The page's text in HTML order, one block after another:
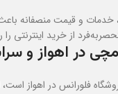
خدمات و قیمت منصفانه
از خرید اینترنتی
در اهواز و
فلورانس در اهواز